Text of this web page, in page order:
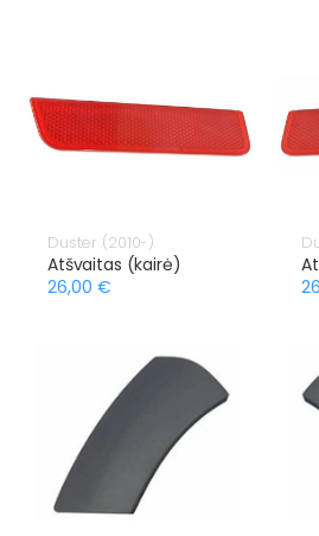
Duster (2010-)
Atšvaitas (kairė)
26,00 €